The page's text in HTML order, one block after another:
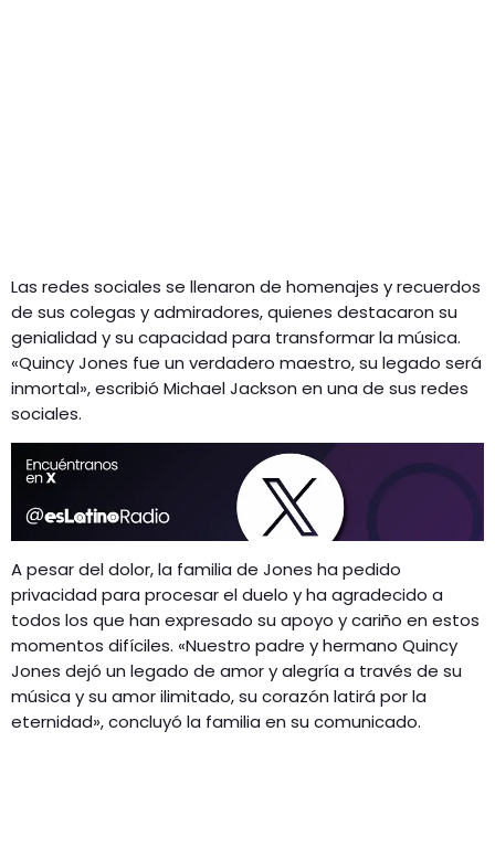
Las redes sociales se llenaron de homenajes y recuerdos
de sus colegas y admiradores, quienes destacaron su
genialidad y su capacidad para transformar la música.
«Quincy Jones fue un verdadero maestro, su legado será
inmortal», escribió Michael Jackson en una de sus redes
sociales.
A pesar del dolor, la familia de Jones ha pedido
privacidad para procesar el duelo y ha agradecido a
todos los que han expresado su apoyo y cariño en estos
momentos difíciles. «Nuestro padre y hermano Quincy
Jones dejó un legado de amor y alegría a través de su
música y su amor ilimitado, su corazón latirá por la
eternidad», concluyó la familia en su comunicado.